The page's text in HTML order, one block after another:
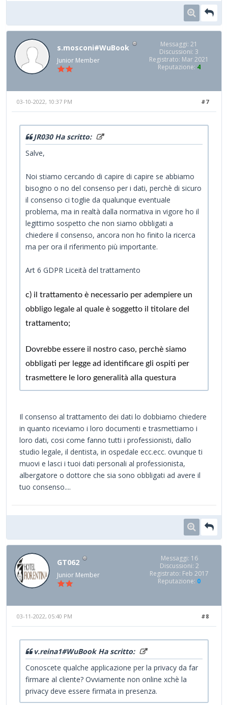
s.mosconi#WuBook
Junior Member
Messaggi: 21
Discussioni: 3
Registrato: Mar 2021
Reputazione: 4
#7
03-10-2022, 10:37 PM
JR030 Ha scritto:
Salve,
Noi stiamo cercando di capire di capire se abbiamo
bisogno o no del consenso per i dati, perchè di sicuro
il consenso ci toglie da qualunque eventuale
problema, ma in realtà dalla normativa in vigore ho il
legittimo sospetto che non siamo obbligati a
chiedere il consenso, ancora non ho finito la ricerca
ma per ora il riferimento più importante.
Art 6 GDPR Liceità del trattamento
c) il trattamento è necessario per adempiere un
obbligo legale al quale è soggetto il titolare del
trattamento;
Dovrebbe essere il nostro caso, perchè siamo
obbligati per legge ad identificare gli ospiti per
trasmettere le loro generalità alla questura
Il consenso al trattamento dei dati lo dobbiamo chiedere
in quanto riceviamo i loro documenti e trasmettiamo i
loro dati, cosi come fanno tutti i professionisti, dallo
studio legale, il dentista, in ospedale ecc.ecc. ovunque ti
muovi e lasci i tuoi dati personali al professionista,
albergatore o dottore che sia sono obbligati ad avere il
tuo consenso....
GT062
Junior Member
Messaggi: 16
Discussioni: 2
Registrato: Feb 2017
Reputazione: 0
#8
03-11-2022, 05:40 PM
v.reina1#WuBook Ha scritto:
Conoscete qualche applicazione per la privacy da far
firmare al cliente? Ovviamente non online xchè la
privacy deve essere firmata in presenza.